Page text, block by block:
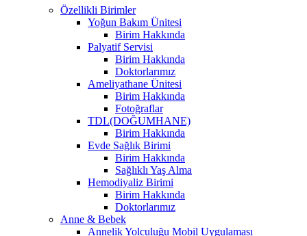
Özellikli Birimler
Yoğun Bakım Ünitesi
Birim Hakkında
Palyatif Servisi
Birim Hakkında
Doktorlarımız
Ameliyathane Ünitesi
Birim Hakkında
Fotoğraflar
TDL(DOĞUMHANE)
Birim Hakkında
Evde Sağlık Birimi
Birim Hakkında
Sağlıklı Yaş Alma
Hemodiyaliz Birimi
Birim Hakkında
Doktorlarımız
Anne & Bebek
Annelik Yolculuğu Mobil Uygulaması